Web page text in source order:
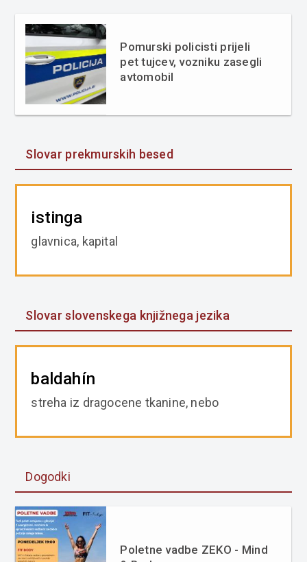
Pomurski policisti prijeli
pet tujcev, vozniku zasegli
avtomobil
Slovar prekmurskih besed
istinga
glavnica, kapital
Slovar slovenskega knjižnega jezika
baldahín
streha iz dragocene tkanine, nebo
Dogodki
Poletne vadbe ZEKO - Mind